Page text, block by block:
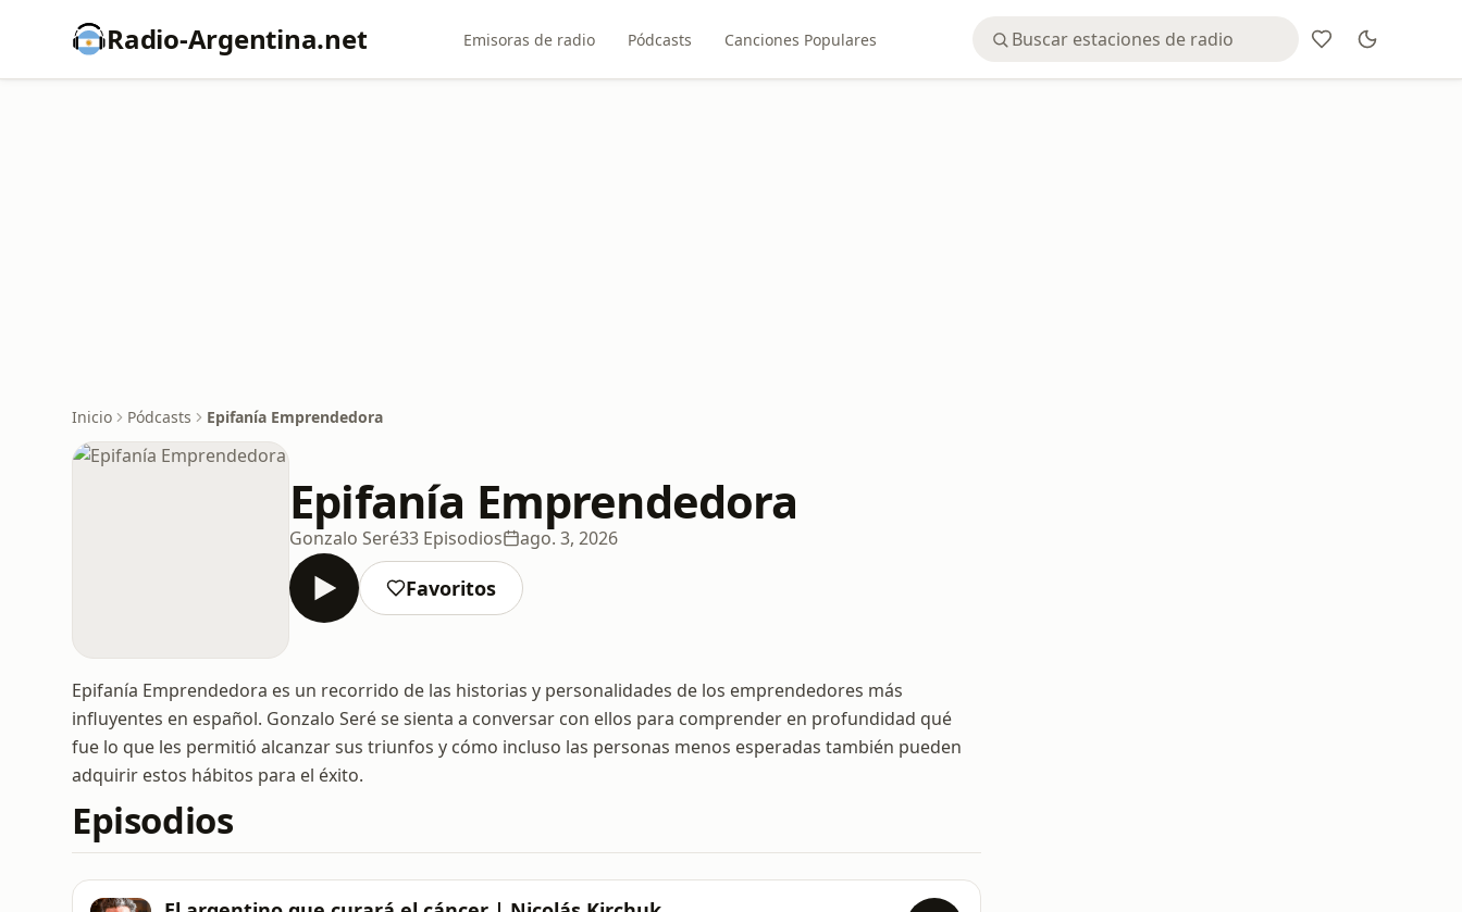
Radio-Argentina.net Emisoras de radio Pódcasts Canciones Populares
Inicio Pódcasts Epifanía Emprendedora
Epifanía Emprendedora
Gonzalo Seré33 Episodios ago. 3, 2026
Favoritos
Epifanía Emprendedora es un recorrido de las historias y personalidades de los emprendedores más
influyentes en español. Gonzalo Seré se sienta a conversar con ellos para comprender en profundidad qué
fue lo que les permitió alcanzar sus triunfos y cómo incluso las personas menos esperadas también pueden
adquirir estos hábitos para el éxito.
Episodios